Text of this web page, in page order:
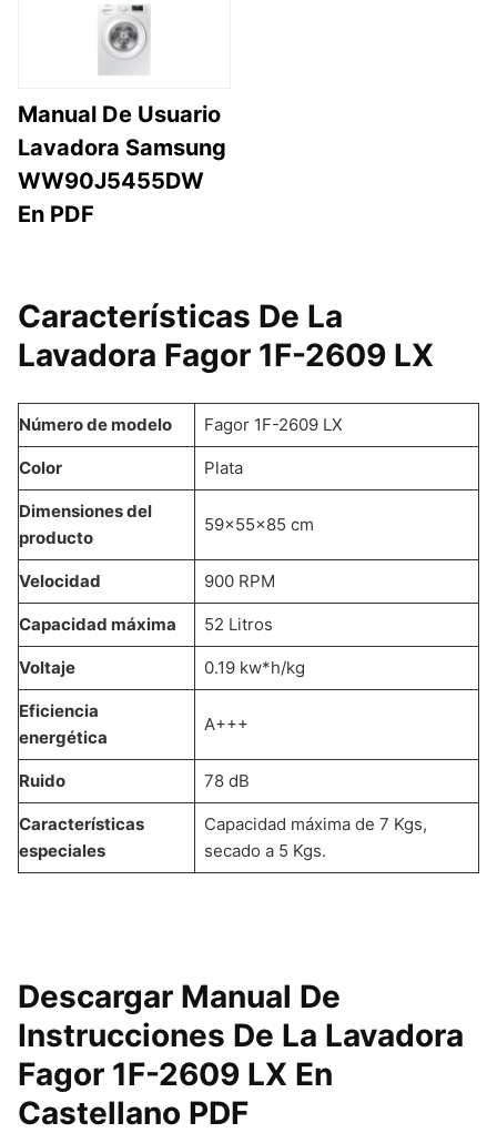
Manual De Usuario
Lavadora Samsung
WW90J5455DW
En PDF
Características De La
Lavadora Fagor 1F-2609 LX
Número de modelo Fagor 1F-2609 LX
Color Plata
Dimensiones del
producto
59x55x85 cm
Velocidad 900 RPM
Capacidad máxima 52 Litros
Voltaje 0.19 kw*h/kg
Eficiencia
energética
A+++
Ruido 78 dB
Características
especiales
Capacidad máxima de 7 Kgs,
secado a 5 Kgs.
Descargar Manual De
Instrucciones De La Lavadora
Fagor 1F-2609 LX En
Castellano PDF